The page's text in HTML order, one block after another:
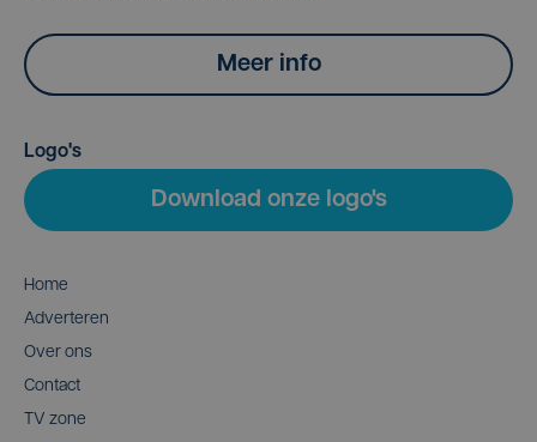
Meer info
Logo's
Download onze logo's
Home
Adverteren
Over ons
Contact
TV zone